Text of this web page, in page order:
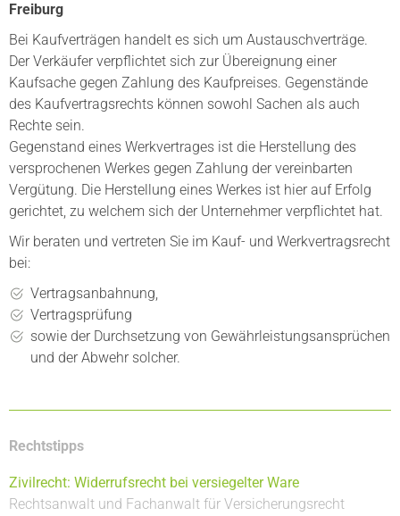
Rechtstipps
Zivilrecht: Widerrufsrecht bei versiegelter Ware
Rechtsanwalt und Fachanwalt für Versicherungsrecht
Freiburg
Bei Kaufverträgen handelt es sich um Austauschverträge.
Der Verkäufer verpflichtet sich zur Übereignung einer
Kaufsache gegen Zahlung des Kaufpreises. Gegenstände
des Kaufvertragsrechts können sowohl Sachen als auch
Rechte sein.
Gegenstand eines Werkvertrages ist die Herstellung des
versprochenen Werkes gegen Zahlung der vereinbarten
Vergütung. Die Herstellung eines Werkes ist hier auf Erfolg
gerichtet, zu welchem sich der Unternehmer verpflichtet hat.
Wir beraten und vertreten Sie im Kauf- und Werkvertragsrecht
bei:
Vertragsanbahnung,
Vertragsprüfung
sowie der Durchsetzung von Gewährleistungsansprüchen
und der Abwehr solcher.